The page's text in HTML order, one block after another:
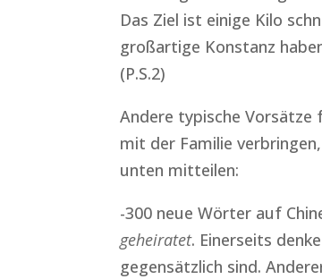
Das Ziel ist einige Kilo
großartige Konstanz
(P.S.2)
Andere typische Vorsätze
mit der Familie
unten mitteilen:
-300 neue Wörter auf
geheiratet. Einerseits
gegensätzlich sind.